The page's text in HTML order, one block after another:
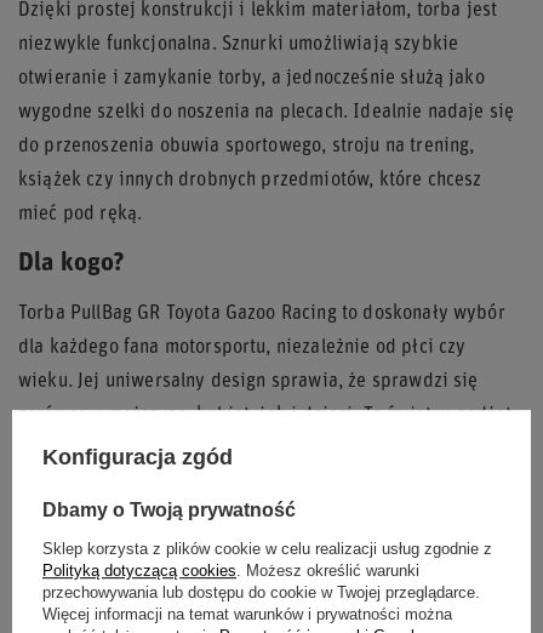
Dzięki prostej konstrukcji i lekkim materiałom, torba jest
niezwykle funkcjonalna. Sznurki umożliwiają szybkie
otwieranie i zamykanie torby, a jednocześnie służą jako
wygodne szelki do noszenia na plecach. Idealnie nadaje się
do przenoszenia obuwia sportowego, stroju na trening,
książek czy innych drobnych przedmiotów, które chcesz
mieć pod ręką.
Dla kogo?
Torba PullBag GR Toyota Gazoo Racing to doskonały wybór
dla każdego fana motorsportu, niezależnie od płci czy
wieku. Jej uniwersalny design sprawia, że sprawdzi się
zarówno u mężczyzn, kobiet, jak i dzieci. To świetny gadżet
na co dzień, który podkreśli Twoją pasję do zespołu Toyota
Oficjalny produkt:Pochodzi z oficjalnej kolekcji
lifestyle Toyota Gazoo Racing.
Konfiguracja zgód
Dbamy o Twoją prywatność
Sklep korzysta z plików cookie w celu realizacji usług zgodnie z
Polityką dotyczącą cookies . Możesz określić warunki
przechowywania lub dostępu do cookie w Twojej przeglądarce.
Więcej informacji na temat warunków i prywatności można